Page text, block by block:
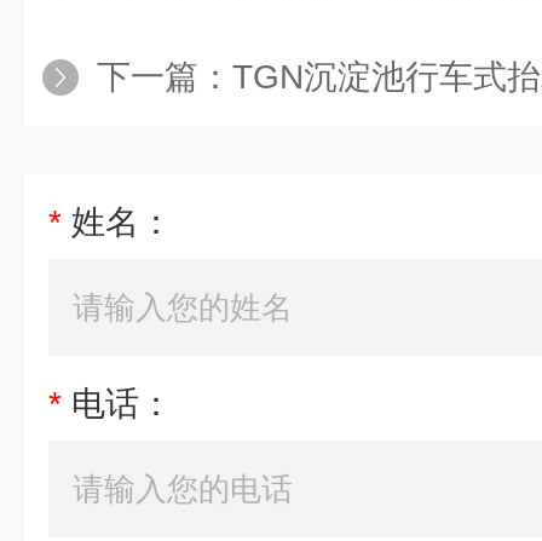
下一篇： TGN沉淀池行车式
* 姓名：
* 电话：